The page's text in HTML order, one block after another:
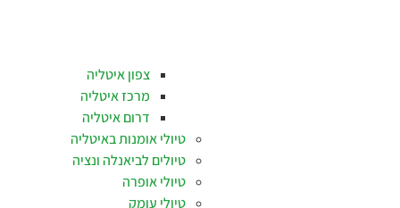
צפון איטליה
מרכז איטליה
דרום איטליה
טיולי אומנות באיטליה
טיולים לביאנלה ונציה
טיולי אופרה
טיולי עומק